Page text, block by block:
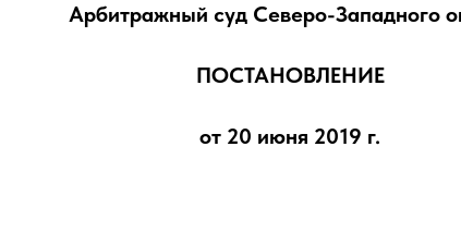
Арбитражный суд Северо-Западного
ПОСТАНОВЛЕНИЕ
от 20 июня 2019 г.